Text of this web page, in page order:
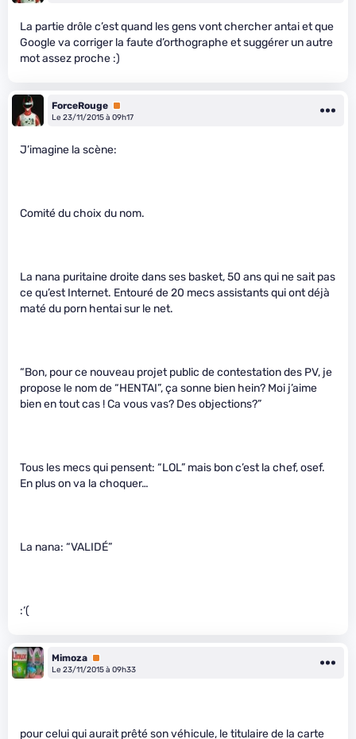
La partie drôle c’est quand les gens vont chercher antai et que
Google va corriger la faute d’orthographe et suggérer un autre
mot assez proche :)
ForceRouge Premium
Le 23/11/2015 à 09h17
J’imagine la scène:
Comité du choix du nom.
La nana puritaine droite dans ses basket, 50 ans qui ne sait pas
ce qu’est Internet. Entouré de 20 mecs assistants qui ont déjà
maté du porn hentai sur le net.
“Bon, pour ce nouveau projet public de contestation des PV, je
propose le nom de “HENTAI”, ça sonne bien hein? Moi j’aime
bien en tout cas ! Ca vous vas? Des objections?”
Tous les mecs qui pensent: “LOL” mais bon c’est la chef, osef.
En plus on va la choquer…
La nana: “VALIDÉ”
:‘(
Mimoza Premium
Le 23/11/2015 à 09h33
pour celui qui aurait prêté son véhicule, le titulaire de la carte